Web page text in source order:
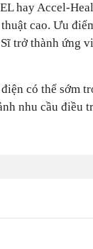
hay Accel-
cao. Ưu
trở thành ứng
có thể sớm
nhu cầu điều